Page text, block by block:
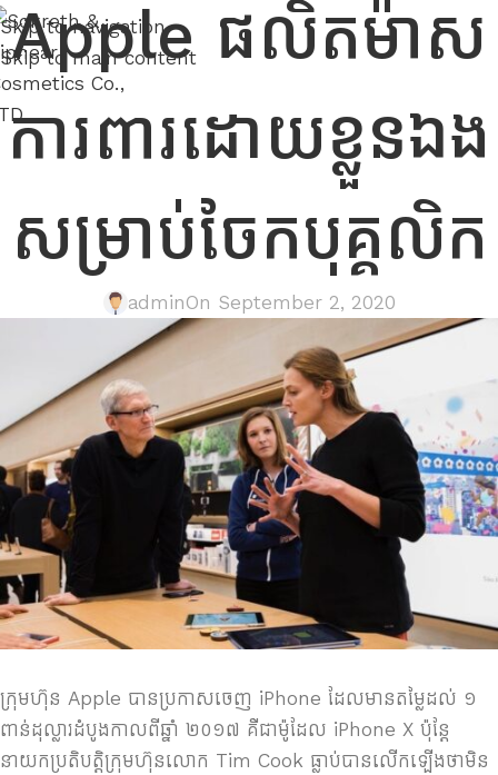
Skip to navigation
Skip to main content
Apple ផលិតម៉ាស
ការពារដោយខ្លួនឯង
សម្រាប់ចែកបុគ្គលិក
adminOn September 2, 2020
ក្រុមហ៊ុន​ Apple បានប្រកាស​ចេញ​ iPhone ដែល​មាន​តម្លៃ​​ដល់​ ១
ពាន់​ដុល្លារ​ដំបូងកាលពីឆ្នាំ ២០១៧ គឺ​ជា​ម៉ូដែល iPhone X ប៉ុន្តែ​
នាយក​ប្រតិបត្តិ​​ក្រុមហ៊ុន​លោក​ Tim Cook ​ធ្លាប់បានលើក​ឡើងថា​មិន​